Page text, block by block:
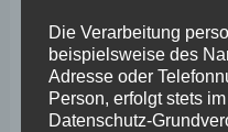
Wirtschaftsministerium
Innenstädte erwartet
Entwicklung der
Landesregierung einen
Die Verarbeitung
beispielsweise des
Adresse oder
Person, erfolgt stets
Datenschutz-